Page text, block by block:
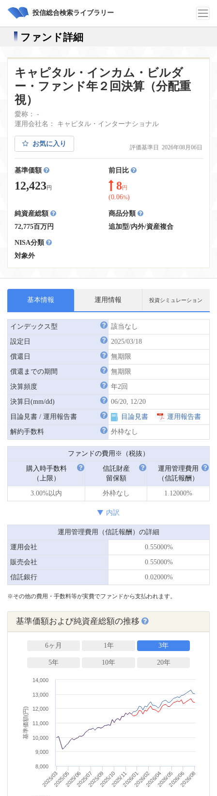
投信総合検索ライブラリー
ファンド詳細
キャピタル・インカム・ビルダ
ー・ファンド年２回決算（分配重
視）
愛称： -
運用会社名： キャピタル・インターナショナル
お気に入り 評価基準日 2026年08月06日
基準価額
12,423円
前日比
8円
(0.06%)
純資産総額
72,775百万円
商品分類
追加型/内外/資産複合
NISA分類
対象外
基本情報 運用情報 投資シミュレーション
インデックス型 該当なし
設定日 2025/03/18
償還日 無期限
償還までの期間 無期限
決算頻度 年2回
決算日(mm/dd) 06/20, 12/20
目論見書 / 運用報告書 目論見書 運用報告書
解約手数料 外枠なし
ファンドの費用※（税抜）
購入時手数料
（上限）
信託財産
留保額
運用管理費用
（信託報酬）
3.00%以内 外枠なし 1.12000%
内訳
運用管理費用（信託報酬）の詳細
運用会社 0.55000%
販売会社 0.55000%
信託銀行 0.02000%
※その他の費用・手数料等が実費でファンドから支払われます。
基準価額および純資産総額の推移
6ヶ月 1年 3年
5年 10年 20年
基準価額(円)
2025/03 2025/10 2026/05
2025/052025/062025/072025/09 2025/112026/012026/022026/04 2026/062026/08
8,000
9,000
10,000
11,000
12,000
13,000
14,000